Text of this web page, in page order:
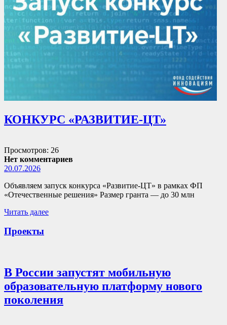
КОНКУРС «РАЗВИТИЕ-ЦТ»
Просмотров: 26
Нет комментариев
20.07.2026
Объявляем запуск конкурса «Развитие-ЦТ» в рамках ФП
«Отечественные решения» Размер гранта — до 30 млн
Читать далее
Проекты
В России запустят мобильную
образовательную платформу нового
поколения